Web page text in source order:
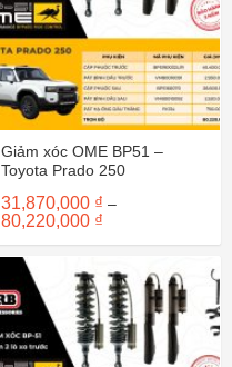
Giảm xóc OME BP51 –
Toyota Prado 250
31,870,000 ₫ –
80,220,000 ₫
từ
đến
80,220,000 ₫